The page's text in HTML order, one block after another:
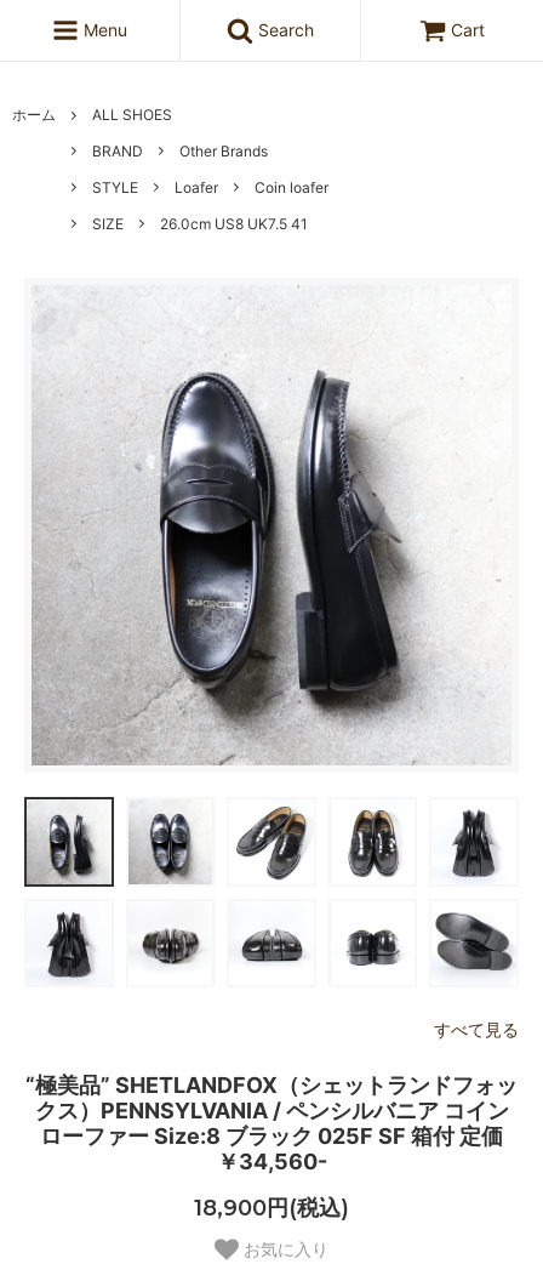
Menu Search Cart
ホーム
ALL SHOES
BRAND
Other Brands
STYLE
Loafer
Coin loafer
SIZE
26.0cm US8 UK7.5 41
すべて見る
“極美品” SHETLANDFOX（シェットランドフォッ
クス）PENNSYLVANIA / ペンシルバニア コイン
ローファー Size:8 ブラック 025F SF 箱付 定価
￥34,560-
18,900円(税込)
お気に入り